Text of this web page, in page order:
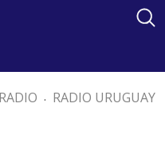
RADIO . RADIO URUGUAY